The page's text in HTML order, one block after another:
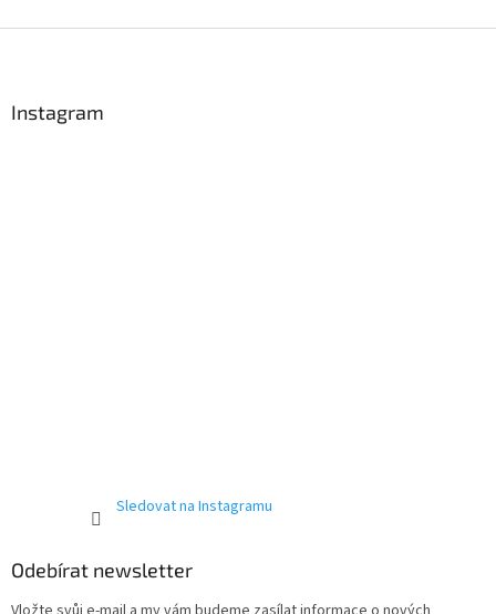
Instagram
Sledovat na Instagramu
Odebírat newsletter